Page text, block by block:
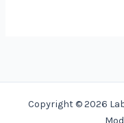
Copyright © 2026